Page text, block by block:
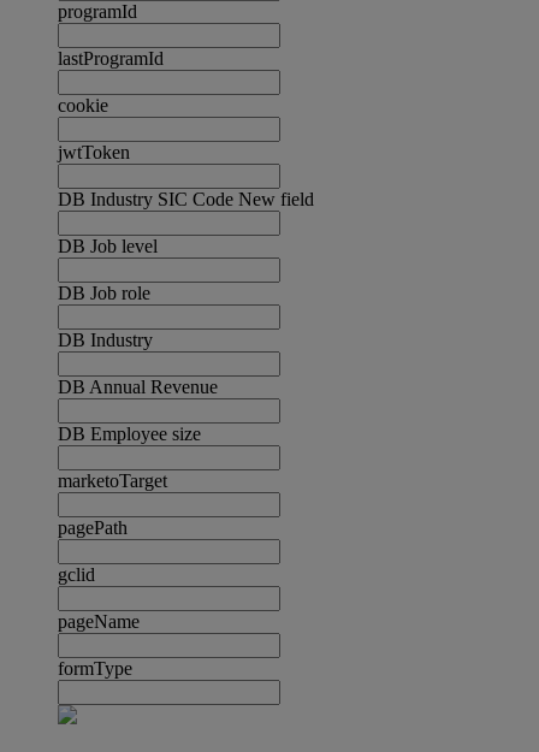
programId
lastProgramId
cookie
jwtToken
DB Industry SIC Code New field
DB Job level
DB Job role
DB Industry
DB Annual Revenue
DB Employee size
marketoTarget
pagePath
gclid
pageName
formType